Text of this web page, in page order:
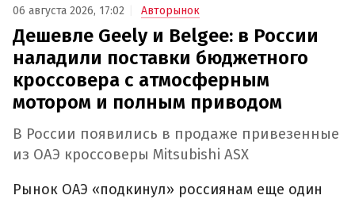
06 августа 2026, 17:02 Авторынок
Дешевле Geely и Belgee: в России
наладили поставки бюджетного
кроссовера с атмосферным
мотором и полным приводом
В России появились в продаже привезенные
из ОАЭ кроссоверы Mitsubishi ASX
Рынок ОАЭ «подкинул» россиянам еще один